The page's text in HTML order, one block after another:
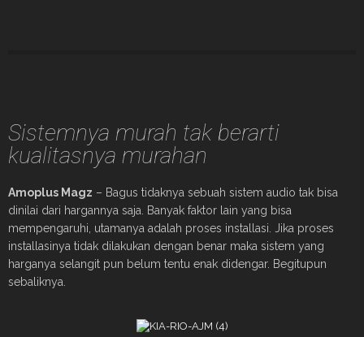
Sistemnya murah tak berarti
kualitasnya murahan
Amoplus Magz – Bagus tidaknya sebuah sistem audio tak bisa
dinilai dari hargannya saja. Banyak faktor lain yang bisa
mempengaruhi, utamanya adalah proses installasi. Jika proses
installasinya tidak dilakukan dengan benar maka sistem yang
harganya selangit pun belum tentu enak didengar. Begitupun
sebaliknya.